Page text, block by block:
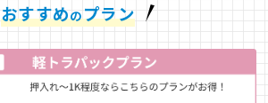
おすすめのプラン